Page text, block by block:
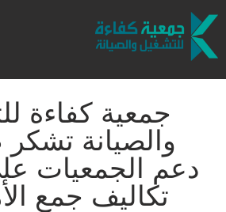
جمعية كفاءة
والصيانة
دعم الجمعيات
تكاليف جمع